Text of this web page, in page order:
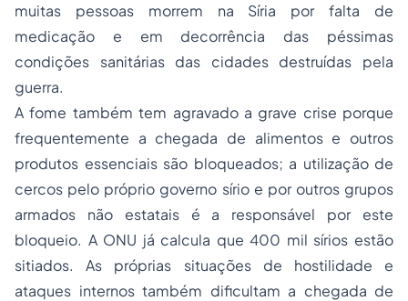
muitas pessoas morrem na Síria por falta de
medicação e em decorrência das péssimas
condições sanitárias das cidades destruídas pela
guerra.
A fome também tem agravado a grave crise porque
frequentemente a chegada de alimentos e outros
produtos essenciais são bloqueados; a utilização de
cercos pelo próprio governo sírio e por outros grupos
armados não estatais é a responsável por este
bloqueio. A ONU já calcula que 400 mil sírios estão
sitiados. As próprias situações de hostilidade e
ataques internos também dificultam a chegada de